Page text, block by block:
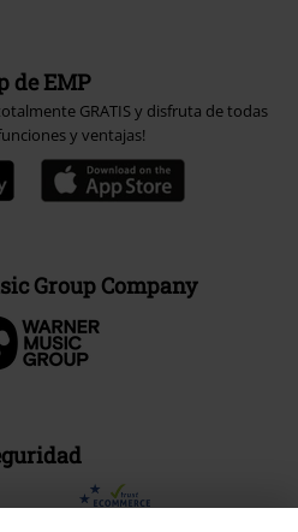
de EMP
GRATIS y disfruta de todas
y ventajas!
Group Company